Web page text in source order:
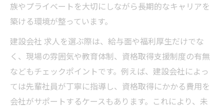
族やプライベートを大切にしながら長期的なキャリアを
築ける環境が整っています。
建設会社 求人を選ぶ際は、給与面や福利厚生だけでな
く、現場の雰囲気や教育体制、資格取得支援制度の有無
などもチェックポイントです。例えば、建設会社によっ
ては先輩社員が丁寧に指導し、資格取得にかかる費用を
会社がサポートするケースもあります。これにより、未